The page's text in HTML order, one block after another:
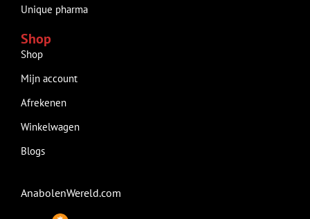
Unique pharma
Shop
Shop
Mijn account
Afrekenen
Winkelwagen
Blogs
AnabolenWereld.com